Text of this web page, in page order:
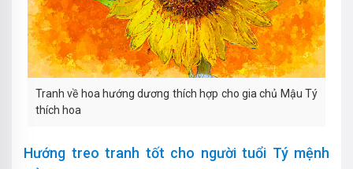
Tranh về hoa hướng dương thích hợp cho gia chủ Mậu Tý
thích hoa
Hướng treo tranh tốt cho người tuổi Tý mệnh